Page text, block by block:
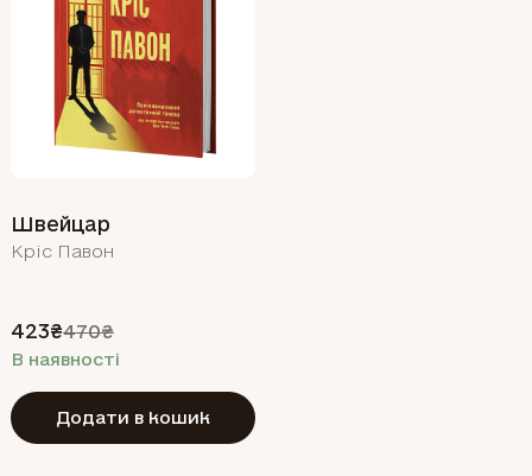
Швейцар
Кріс Павон
423₴470₴
В наявності
Додати в кошик